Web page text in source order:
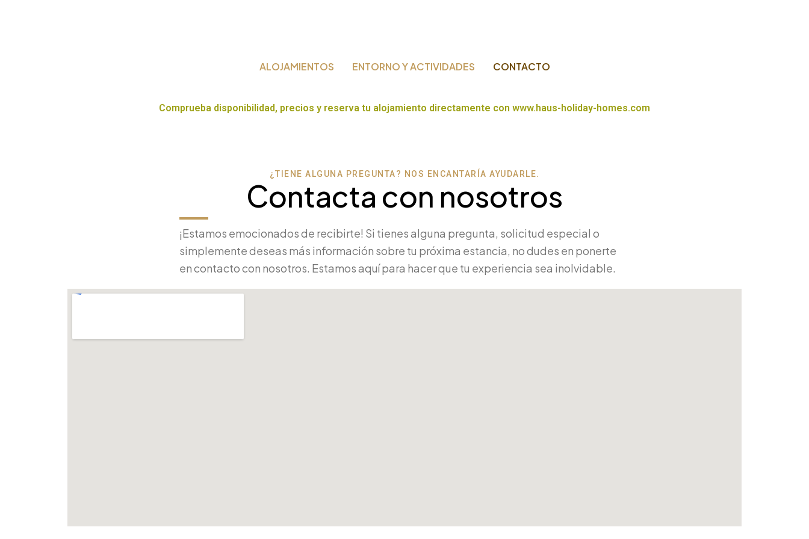
ALOJAMIENTOS ENTORNO Y ACTIVIDADES CONTACTO
Comprueba disponibilidad, precios y reserva tu alojamiento directamente con www.haus-holiday-homes.com
¿TIENE ALGUNA PREGUNTA? NOS ENCANTARÍA AYUDARLE.
Contacta con nosotros
¡Estamos emocionados de recibirte! Si tienes alguna pregunta, solicitud especial o
simplemente deseas más información sobre tu próxima estancia, no dudes en ponerte
en contacto con nosotros. Estamos aquí para hacer que tu experiencia sea inolvidable.